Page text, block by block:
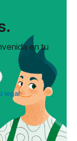
en tu
legal